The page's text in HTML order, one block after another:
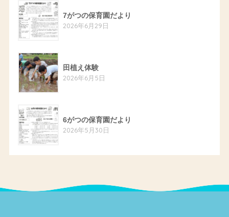
7がつの保育園だより
2026年6月29日
田植え体験
2026年6月5日
6がつの保育園だより
2026年5月30日